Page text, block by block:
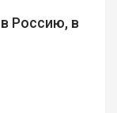
Россию, в